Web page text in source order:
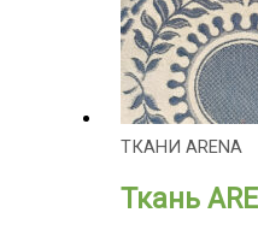
ТКАНИ ARENA
Ткань